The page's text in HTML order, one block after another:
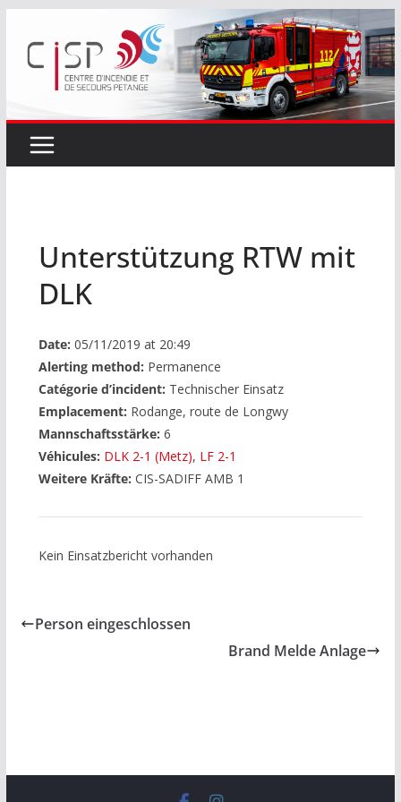
contenu
Unterstützung RTW mit
DLK
Date: 05/11/2019 at 20:49
Alerting method: Permanence
Catégorie d’incident: Technischer Einsatz
Emplacement: Rodange, route de Longwy
Mannschaftsstärke: 6
Véhicules: DLK 2-1 (Metz), LF 2-1
Weitere Kräfte: CIS-SADIFF AMB 1
Kein Einsatzbericht vorhanden
Person eingeschlossen
Brand Melde Anlage